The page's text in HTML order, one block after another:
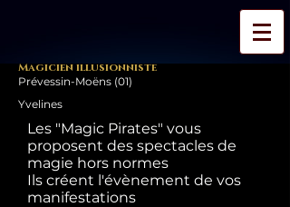
Magicien illusionniste
Prévessin-Moëns (01)
Yvelines
Les "Magic Pirates" vous
proposent des spectacles de
magie hors normes
Ils créent l'évènement de vos
manifestations